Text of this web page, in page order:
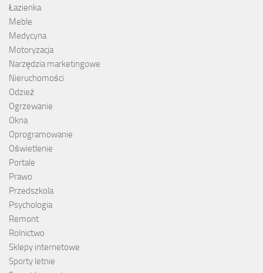
Łazienka
Meble
Medycyna
Motoryzacja
Narzędzia marketingowe
Nieruchomości
Odzież
Ogrzewanie
Okna
Oprogramowanie
Oświetlenie
Portale
Prawo
Przedszkola
Psychologia
Remont
Rolnictwo
Sklepy internetowe
Sporty letnie